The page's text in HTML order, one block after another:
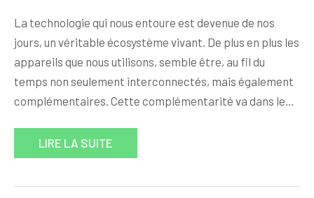
La technologie qui nous entoure est devenue de nos
jours, un véritable écosystème vivant. De plus en plus les
appareils que nous utilisons, semble être, au fil du
temps non seulement interconnectés, mais également
complémentaires. Cette complémentarité va dans le…
LIRE LA SUITE